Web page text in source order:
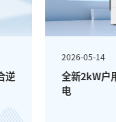
逆
2026-05-14
全新2kW户
电